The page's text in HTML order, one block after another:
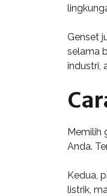
Genset
selama
industri,
Memilih
Anda.
Kedua,
listrik,